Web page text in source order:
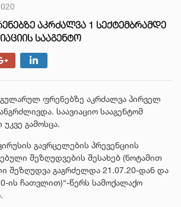
ᲐᲙᲠᲫᲐᲚᲕᲐ 1 ᲡᲔᲥᲢᲔᲛᲑᲠᲐᲛᲓᲔ
ᲡᲐᲐᲒᲔᲜᲢᲝ
ფრენებზე აკრძალვა პირველ
საავიაციო სააგენტომ
უკვე გამოსცა.
გავრცელების პრევენციის
შეზღუდვების შესახებ (ნოტამით
შეზღუდვა გაგრძელდა 21.07.20-დან და
ის ჩათვლით)“-წერს სამოქალაქო